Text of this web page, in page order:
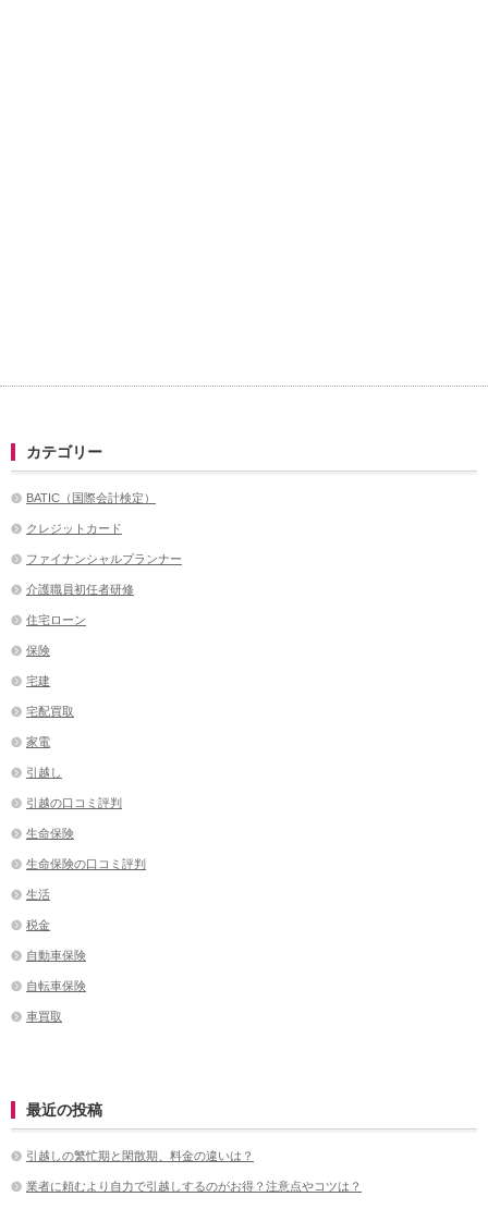
カテゴリー
BATIC（国際会計検定）
クレジットカード
ファイナンシャルプランナー
介護職員初任者研修
住宅ローン
保険
宅建
宅配買取
家電
引越し
引越の口コミ評判
生命保険
生命保険の口コミ評判
生活
税金
自動車保険
自転車保険
車買取
最近の投稿
引越しの繁忙期と閑散期、料金の違いは？
業者に頼むより自力で引越しするのがお得？注意点やコツは？